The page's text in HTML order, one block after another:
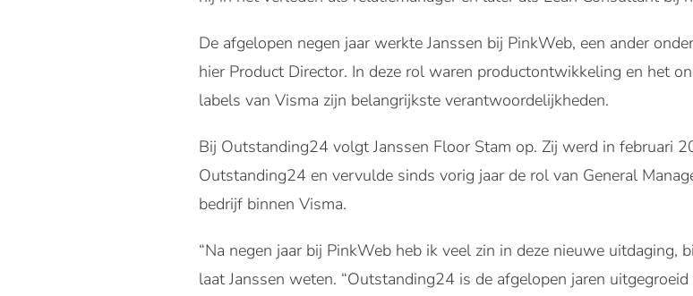
De afgelopen negen jaar werkte Janssen bij PinkWeb, een ander
hier Product Director. In deze rol waren productontwikkeling en het
labels van Visma zijn belangrijkste verantwoordelijkheden.
Bij Outstanding24 volgt Janssen Floor Stam op. Zij werd in februari
Outstanding24 en vervulde sinds vorig jaar de rol van General
bedrijf binnen Visma.
“Na negen jaar bij PinkWeb heb ik veel zin in deze nieuwe uitdaging,
laat Janssen weten. “Outstanding24 is de afgelopen jaren